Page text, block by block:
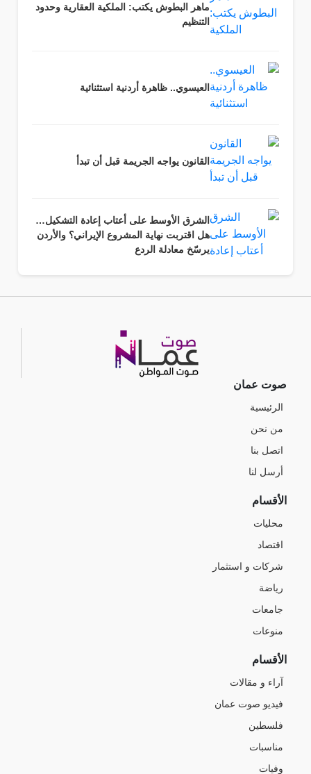
ماهر البطوش يكتب: الملكية العقارية وحدود
التنظيم
العيسوي.. ظاهرة أردنية استثنائية
القانون يواجه الجريمة قبل أن تبدأ
الشرق الأوسط على أعتاب إعادة التشكيل…
هل اقتربت نهاية المشروع الإيراني؟ والأردن
يرسّخ معادلة الردع
صوت عمان
الرئيسية
من نحن
اتصل بنا
أرسل لنا
الأقسام
محليات
اقتصاد
شركات و استثمار
رياضة
جامعات
منوعات
الأقسام
آراء و مقالات
فيديو صوت عمان
فلسطين
مناسبات
وفيات